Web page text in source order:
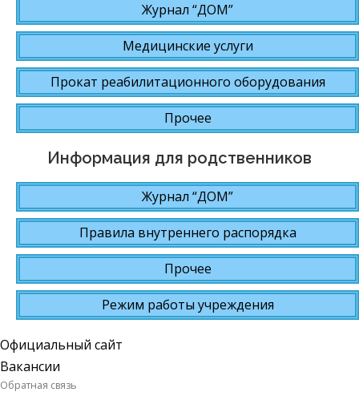
Журнал “ДОМ”
Медицинские услуги
Прокат реабилитационного оборудования
Прочее
Информация для родственников
Журнал “ДОМ”
Правила внутреннего распорядка
Прочее
Режим работы учреждения
Официальный сайт
Вакансии
Обратная связь